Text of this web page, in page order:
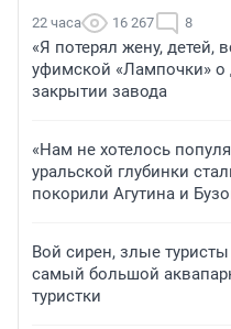
22 часа 16 267 8
«Я потерял жену, детей,
уфимской «Лампочки» о
закрытии завода
«Нам не хотелось
уральской глубинки
покорили Агутина и
Вой сирен, злые
самый большой
туристки